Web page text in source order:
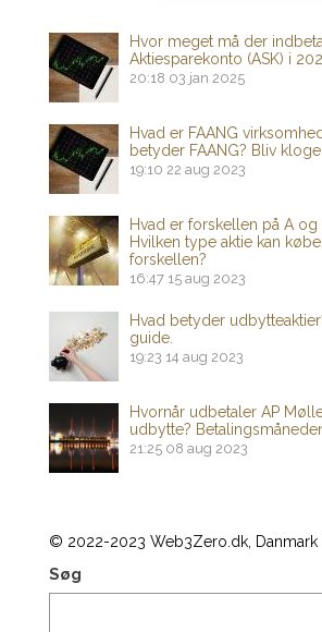
Hvor meget må der
Aktiesparekonto (ASK) i
20:18 03 jan 2025
Hvad er FAANG
betyder FAANG? Bliv
19:10 22 aug 2023
Hvad er forskellen på A og
Hvilken type aktie kan
forskellen?
16:47 15 aug 2023
Hvad betyder
guide.
19:23 14 aug 2023
Hvornår udbetaler AP
udbytte?
21:25 08 aug 2023
© 2022-2023 Web3Zero.dk, Danmark
Søg